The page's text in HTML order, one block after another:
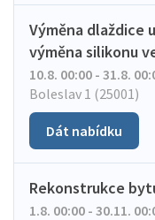
Výměna dlaždice
výměna silikonu
10.8. 00:00 - 31.8.
Boleslav 1 (25001)
Dát nabídku
Rekonstrukce
1.8. 00:00 - 30.11.